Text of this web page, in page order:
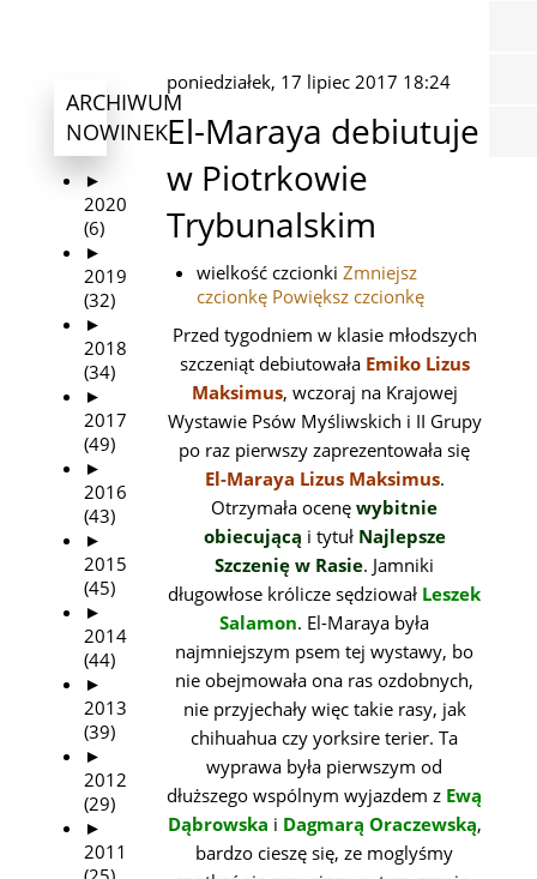
poniedziałek, 17 lipiec 2017 18:24
El-Maraya debiutuje
w Piotrkowie
Trybunalskim
wielkość czcionki Zmniejsz
czcionkę Powiększ czcionkę
Przed tygodniem w klasie młodszych
szczeniąt debiutowała Emiko Lizus
Maksimus, wczoraj na Krajowej
Wystawie Psów Myśliwskich i II Grupy
po raz pierwszy zaprezentowała się
El-Maraya Lizus Maksimus.
Otrzymała ocenęwybitnie
obiecującą i tytuł Najlepsze
Szczenię w Rasie. Jamniki
długowłose królicze sędziował Leszek
Salamon. El-Maraya była
najmniejszym psem tej wystawy, bo
nie obejmowała ona ras ozdobnych,
nie przyjechały więc takie rasy, jak
chihuahua czy yorksire terier. Ta
wyprawa była pierwszym od
dłuższego wspólnym wyjazdem z Ewą
Dąbrowska i Dagmarą Oraczewską,
bardzo cieszę się, ze moglyśmy
ARCHIWUM
NOWINEK
►
2020
(6)
►
2019
(32)
►
2018
(34)
►
2017
(49)
►
2016
(43)
►
2015
(45)
►
2014
(44)
►
2013
(39)
►
2012
(29)
►
2011